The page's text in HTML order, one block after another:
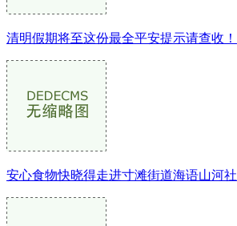
清明假期将至这份最全平安提示请查收！
安心食物快晓得走进寸滩街道海语山河社